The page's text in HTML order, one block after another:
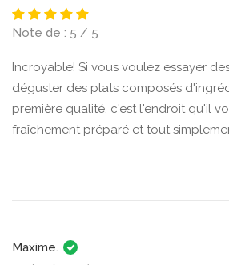
Note de : 5 / 5
Incroyable! Si vous voulez essayer
déguster des plats composés
première qualité, c'est l'endroit qu'il
fraîchement préparé et tout
Maxime.